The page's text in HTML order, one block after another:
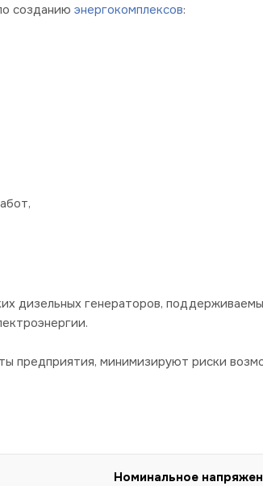
созданию энергокомплексов:
дизельных генераторов,
предприятия, минимизируют риски
Номинальное